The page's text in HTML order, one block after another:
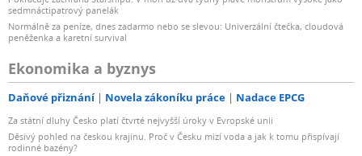
sedmnáctipatrový panelák
Normálně za peníze, dnes zadarmo nebo se slevou: Univerzální čtečka, cloudová
peněženka a karetní survival
Ekonomika a byznys
Daňové přiznání Novela zákoníku práce Nadace EPCG
Za státní dluhy Česko platí čtvrté nejvyšší úroky v Evropské unii
Děsivý pohled na českou krajinu. Proč v Česku mizí voda a jak k tomu přispívají
rodinné bazény?